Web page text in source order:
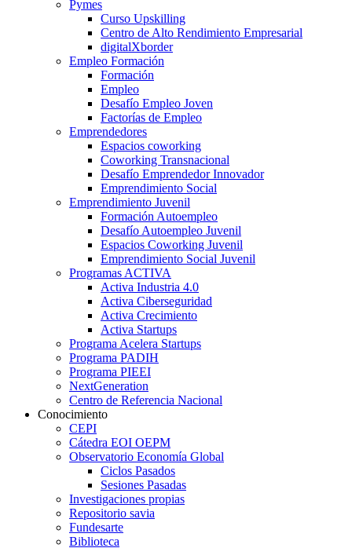
Pymes
Curso Upskilling
Centro de Alto Rendimiento Empresarial
digitalXborder
Empleo Formación
Formación
Empleo
Desafío Empleo Joven
Factorías de Empleo
Emprendedores
Espacios coworking
Coworking Transnacional
Desafío Emprendedor Innovador
Emprendimiento Social
Emprendimiento Juvenil
Formación Autoempleo
Desafío Autoempleo Juvenil
Espacios Coworking Juvenil
Emprendimiento Social Juvenil
Programas ACTIVA
Activa Industria 4.0
Activa Ciberseguridad
Activa Crecimiento
Activa Startups
Programa Acelera Startups
Programa PADIH
Programa PIEEI
NextGeneration
Centro de Referencia Nacional
Conocimiento
CEPI
Cátedra EOI OEPM
Observatorio Economía Global
Ciclos Pasados
Sesiones Pasadas
Investigaciones propias
Repositorio savia
Fundesarte
Biblioteca